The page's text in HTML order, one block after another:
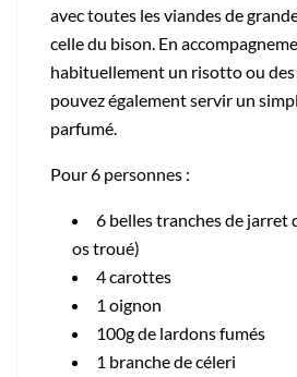
avec toutes les viandes de
celle du bison. En
habituellement un risotto ou des
pouvez également servir un
parfumé.
Pour 6 personnes :
6 belles tranches de jarret
os troué)
4 carottes
1 oignon
100g de lardons fumés
1 branche de céleri